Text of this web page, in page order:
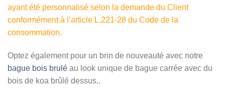
ayant été personnalisé selon la demande du Client
conformément à l’article L.221-28 du Code de la
consommation.
Optez également pour un brin de nouveauté avec notre
bague bois brulé au look unique de bague carrée avec du
bois de koa brûlé dessus..